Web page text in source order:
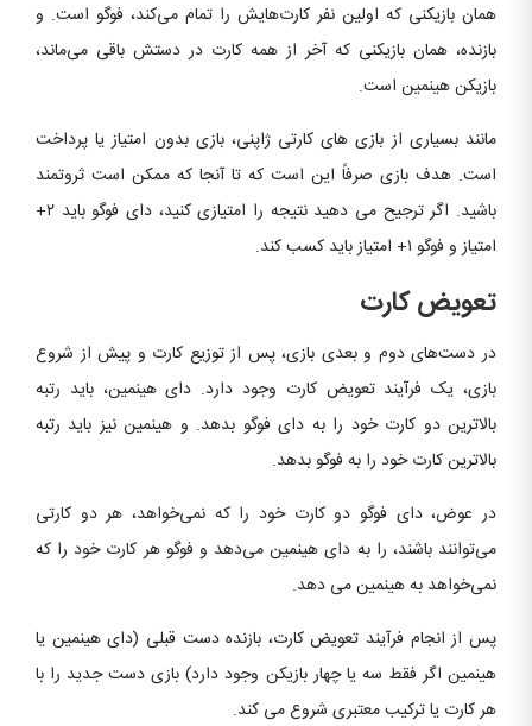
همان بازیکنی که اولین نفر کارت‌هایش را تمام می‌کند، فوگو است. و
بازنده، همان بازیکنی که آخر از همه کارت در دستش باقی می‌ماند،
بازیکن هینمین است.
مانند بسیاری از بازی های کارتی ژاپنی، بازی بدون امتیاز یا پرداخت
است. هدف بازی صرفاً این است که تا آنجا که ممکن است ثروتمند
باشید. اگر ترجیح می دهید نتیجه را امتیازی کنید، دای فوگو باید ۲+
امتیاز و فوگو ۱+ امتیاز باید کسب کند.
تعویض کارت
در دست‌های دوم و بعدی‌ بازی، پس از توزیع کارت و پیش از شروع
بازی، یک فرآیند تعویض کارت وجود دارد. دای هینمین، باید رتبه
بالاترین دو کارت خود را به دای فوگو بدهد. و هینمین نیز باید رتبه‌
بالاترین کارت خود را به فوگو بدهد.
در عوض، دای فوگو دو کارت خود را که نمی‌خواهد، هر دو کارتی
می‌توانند باشند، را به دای هینمین می‌دهد و فوگو هر کارت خود را که
نمی‌خواهد به هینمین می دهد.
پس از انجام فرآیند تعویض کارت، بازنده دست قبلی (دای هینمین یا
هینمین اگر فقط سه یا چهار بازیکن وجود دارد) بازی دست جدید را با
هر کارت یا ترکیب معتبری شروع می کند.